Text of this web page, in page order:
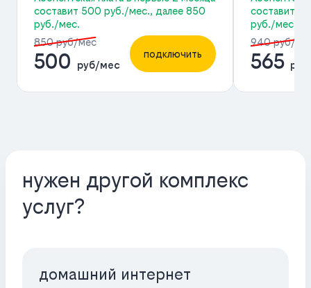
составит 500 руб./мес., далее 850
руб./мес.
850 руб/мес
500 руб/мес
подключить
составит
руб./мес.
940 руб/
565
нужен другой комплекс
услуг?
домашний интернет